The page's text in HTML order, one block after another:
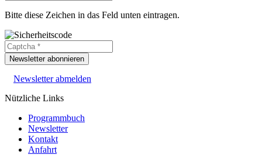
Bitte diese Zeichen in das Feld unten eintragen.
Newsletter abonnieren
Newsletter abmelden
Nützliche Links
Programmbuch
Newsletter
Kontakt
Anfahrt